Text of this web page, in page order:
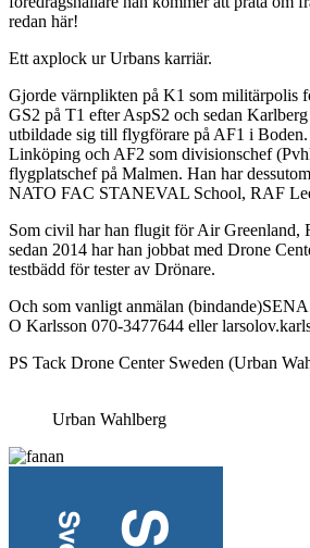
redan här!
Ett axplock ur Urbans karriär.
Gjorde värnplikten på K1 som militärpolis
GS2 på T1 efter AspS2 och sedan
utbildade sig till flygförare på AF1 i
Linköping och AF2 som divisionschef
flygplatschef på Malmen. Han har
NATO FAC STANEVAL School, RAF
Som civil har han flugit för Air Greenland,
sedan 2014 har han jobbat med Drone
testbädd för tester av Drönare.
Och som vanligt anmälan
O Karlsson 070-3477644 eller
PS Tack Drone Center Sweden (Urban
Urban Wahlberg